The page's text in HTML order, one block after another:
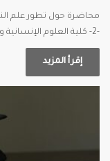
-2- كلية العلوم الإنسانية و الإجتماعية تمهيد…
إقرأ المزيد